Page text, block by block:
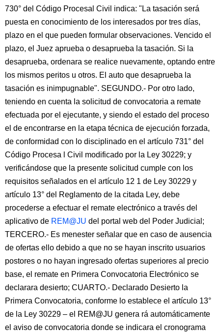
730° del Código Procesal Civil indica: "La tasación será
puesta en conocimiento de los interesados por tres días,
plazo en el que pueden formular observaciones. Vencido el
plazo, el Juez aprueba o desaprueba la tasación. Si la
desaprueba, ordenara se realice nuevamente, optando entre
los mismos peritos u otros. El auto que desaprueba la
tasación es inimpugnable". SEGUNDO.- Por otro lado,
teniendo en cuenta la solicitud de convocatoria a remate
efectuada por el ejecutante, y siendo el estado del proceso
el de encontrarse en la etapa técnica de ejecución forzada,
de conformidad con lo disciplinado en el artículo 731° del
Código Procesa l Civil modificado por la Ley 30229; y
verificándose que la presente solicitud cumple con los
requisitos señalados en el artículo 12 1 de Ley 30229 y
artículo 13° del Reglamento de la citada Ley, debe
procederse a efectuar el remate electrónico a través del
aplicativo de REM@JU del portal web del Poder Judicial;
TERCERO.- Es menester señalar que en caso de ausencia
de ofertas ello debido a que no se hayan inscrito usuarios
postores o no hayan ingresado ofertas superiores al precio
base, el remate en Primera Convocatoria Electrónico se
declarara desierto; CUARTO.- Declarado Desierto la
Primera Convocatoria, conforme lo establece el artículo 13°
de la Ley 30229 – el REM@JU genera rá automáticamente
el aviso de convocatoria donde se indicara el cronograma